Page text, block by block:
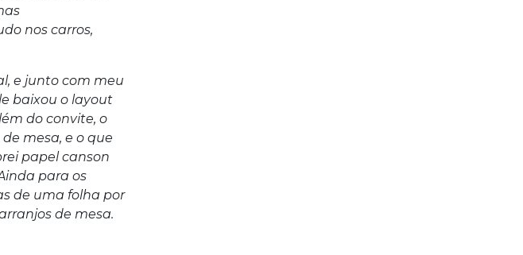
nos carros,
e junto com meu
baixou o layout
do convite, o
mesa, e o que
papel canson
para os
de uma folha por
de mesa.